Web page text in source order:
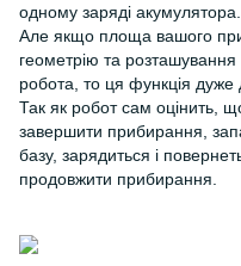
одному заряді акумулятора.
Але якщо площа вашого
геометрію та
робота, то ця функція дуже
Так як робот сам оцінить,
завершити прибирання,
базу, зарядиться і
продовжити прибирання.